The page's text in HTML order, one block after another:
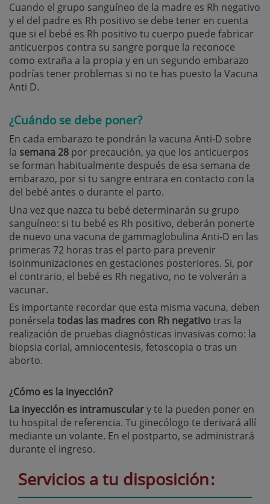
Cuando el grupo sanguíneo de la madre es Rh negativo
y el del padre es Rh positivo se debe tener en cuenta
que si el bebé es Rh positivo tu cuerpo puede fabricar
anticuerpos contra su sangre porque la reconoce
como extraña a la propia y en un segundo embarazo
podrías tener problemas si no te has puesto la Vacuna
Anti D.
¿Cuándo se debe poner?
En cada embarazo te pondrán la vacuna Anti-D sobre
la semana 28 por precaución, ya que los anticuerpos
se forman habitualmente después de esa semana de
embarazo, por si tu sangre entrara en contacto con la
del bebé antes o durante el parto.
Una vez que nazca tu bebé determinarán su grupo
sanguíneo: si tu bebé es Rh positivo, deberán ponerte
de nuevo una vacuna de gammaglobulina Anti-D en las
primeras 72 horas tras el parto para prevenir
isoinmunizaciones en gestaciones posteriores. Si, por
el contrario, el bebé es Rh negativo, no te volverán a
vacunar.
Es importante recordar que esta misma vacuna, deben
ponérsela todas las madres con Rh negativotras la
realización de pruebas diagnósticas invasivas como: la
biopsia corial, amniocentesis, fetoscopia o tras un
aborto.
¿Cómo es la inyección?
La inyección es intramusculary te la pueden poner en
tu hospital de referencia. Tu ginecólogo te derivará allí
mediante un volante. En el postparto, se administrará
durante el ingreso.
Servicios a tu disposición